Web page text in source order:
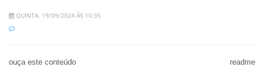
QUINTA, 19/09/2024 ÀS 10:35
ouça este conteúdo readme